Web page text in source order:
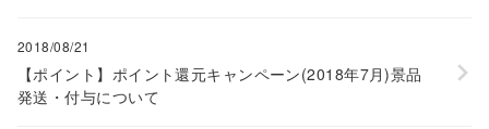
2018/08/21
【ポイント】ポイント還元キャンペーン(2018年7月)景品
発送・付与について